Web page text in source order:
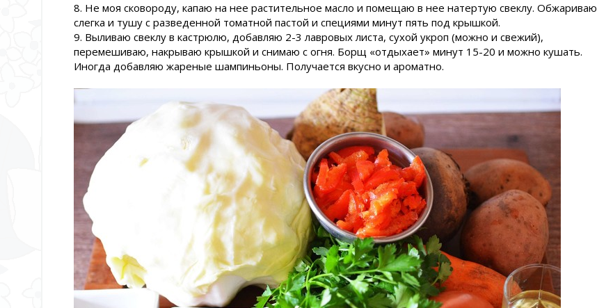
8. Не моя сковороду, капаю на нее растительное масло и помещаю в нее натертую свеклу. Обжариваю
слегка и тушу с разведенной томатной пастой и специями минут пять под крышкой.
9. Выливаю свеклу в кастрюлю, добавляю 2-3 лавровых листа, сухой укроп (можно и свежий),
перемешиваю, накрываю крышкой и снимаю с огня. Борщ «отдыхает» минут 15-20 и можно кушать.
Иногда добавляю жареные шампиньоны. Получается вкусно и ароматно.